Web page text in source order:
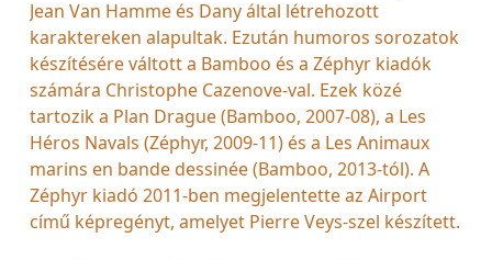
Jean Van Hamme és Dany által létrehozott
karaktereken alapultak. Ezután humoros sorozatok
készítésére váltott a Bamboo és a Zéphyr kiadók
számára Christophe Cazenove-val. Ezek közé
tartozik a Plan Drague (Bamboo, 2007-08), a Les
Héros Navals (Zéphyr, 2009-11) és a Les Animaux
marins en bande dessinée (Bamboo, 2013-tól). A
Zéphyr kiadó 2011-ben megjelentette az Airport
című képregényt, amelyet Pierre Veys-szel készített.